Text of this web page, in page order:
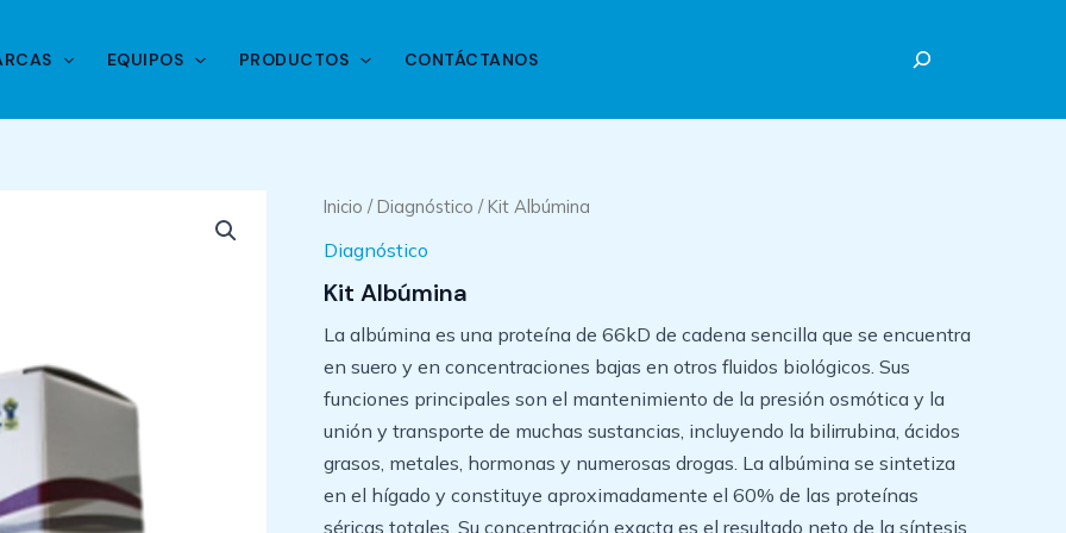
EQUIPOS PRODUCTOS CONTÁCTANOS
Inicio /Diagnóstico / Kit Albúmina
Diagnóstico
Kit Albúmina
La albúmina es una proteína de 66kD de cadena sencilla que se encuentra
en suero y en concentraciones bajas en otros fluidos biológicos. Sus
funciones principales son el mantenimiento de la presión osmótica y la
unión y transporte de muchas sustancias, incluyendo la bilirrubina, ácidos
grasos, metales, hormonas y numerosas drogas. La albúmina se sintetiza
en el hígado y constituye aproximadamente el 60% de las proteínas
séricas totales. Su concentración exacta es el resultado neto de la síntesis,